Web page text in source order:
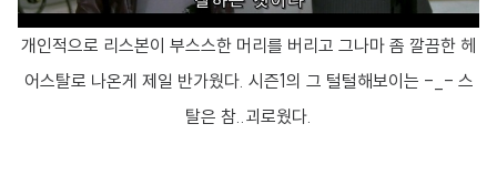
개인적으로 리스본이 부스스한 머리를 버리고 그나마 좀 깔끔한 헤
어스탈로 나온게 제일 반가웠다. 시즌1의 그 털털해보이는 -_- 스
탈은 참..괴로웠다.